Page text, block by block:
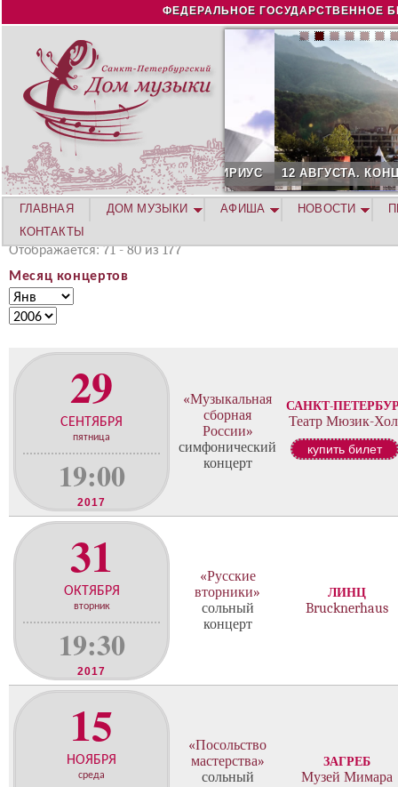
Jump to navigation
ФЕДЕРАЛЬНОЕ ГОСУДАРСТВЕННОЕ
12 АВГУСТА. КОНЦЕРТ
Отображается: 71 - 80 из 177
Месяц концертов
М
е
к
р
М
еГ
29
СЕНТЯБРЯ
пятница
19:00
2017
«Музыкальная
сборная
России»
симфонический
концерт
САНКТ-
Театр Мюзик-
купить билет
31
ОКТЯБРЯ
вторник
19:30
2017
«Русские
вторники»
сольный
концерт
ЛИНЦ
Brucknerhaus
15
НОЯБРЯ
среда
«Посольство
мастерства»
сольный
ЗАГРЕБ
Музей Мимара
ГЛАВНАЯ ДОМ МУЗЫКИ АФИША НОВОСТИ
КОНТАКТЫ